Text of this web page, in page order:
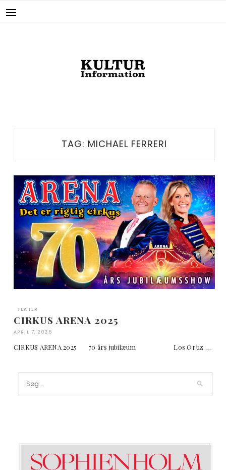
TAG: MICHAEL FERRERI
TEATER
CIRKUS ARENA 2025
APRIL 7, 2025
CIRKUS ARENA 2025 70 års jubilæum Los Ortiz …